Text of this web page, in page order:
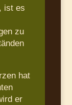
ist es
zu
hat
er